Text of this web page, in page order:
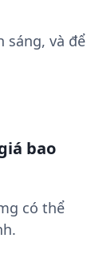
sáng, và để
bao
có thể